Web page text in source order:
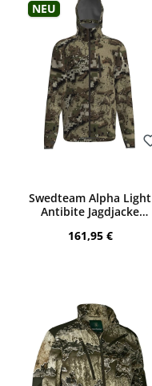
Neu
Swedteam Alpha Light
Antibite Jagdjacke
Regulärer Preis:
161,95 €